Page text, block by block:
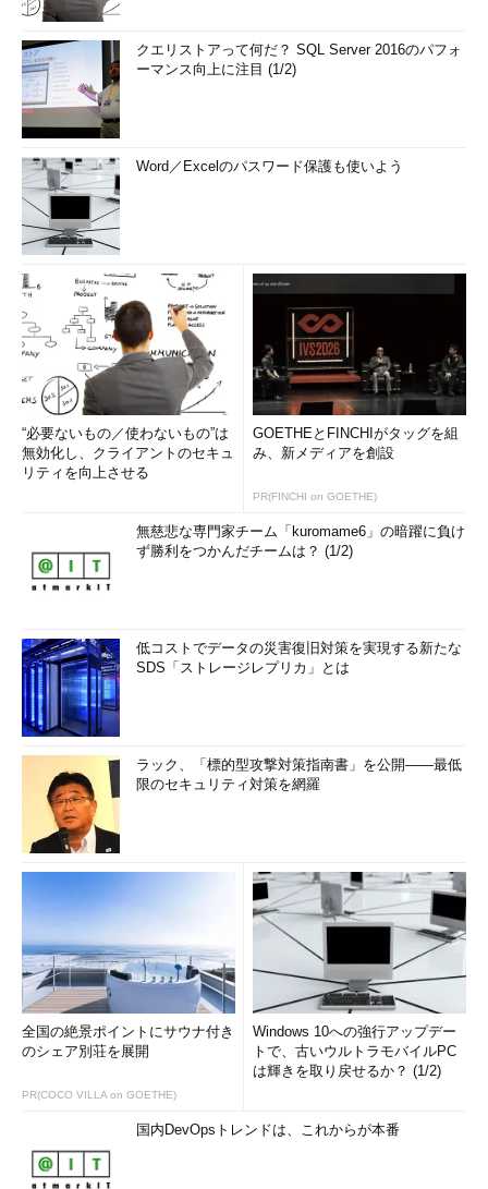
クエリストアって何だ？ SQL Server 2016のパフォ
ーマンス向上に注目 (1/2)
Word／Excelのパスワード保護も使いよう
“必要ないもの／使わないもの”は
無効化し、クライアントのセキュ
リティを向上させる
GOETHEとFINCHIがタッグを組
み、新メディアを創設
PR(FINCHI on GOETHE)
無慈悲な専門家チーム「kuromame6」の暗躍に負け
ず勝利をつかんだチームは？ (1/2)
低コストでデータの災害復旧対策を実現する新たな
SDS「ストレージレプリカ」とは
ラック、「標的型攻撃対策指南書」を公開――最低
限のセキュリティ対策を網羅
全国の絶景ポイントにサウナ付き
のシェア別荘を展開
PR(COCO VILLA on GOETHE)
Windows 10への強行アップデー
トで、古いウルトラモバイルPC
は輝きを取り戻せるか？ (1/2)
国内DevOpsトレンドは、これからが本番